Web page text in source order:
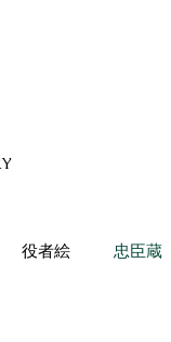
役者絵 忠臣蔵